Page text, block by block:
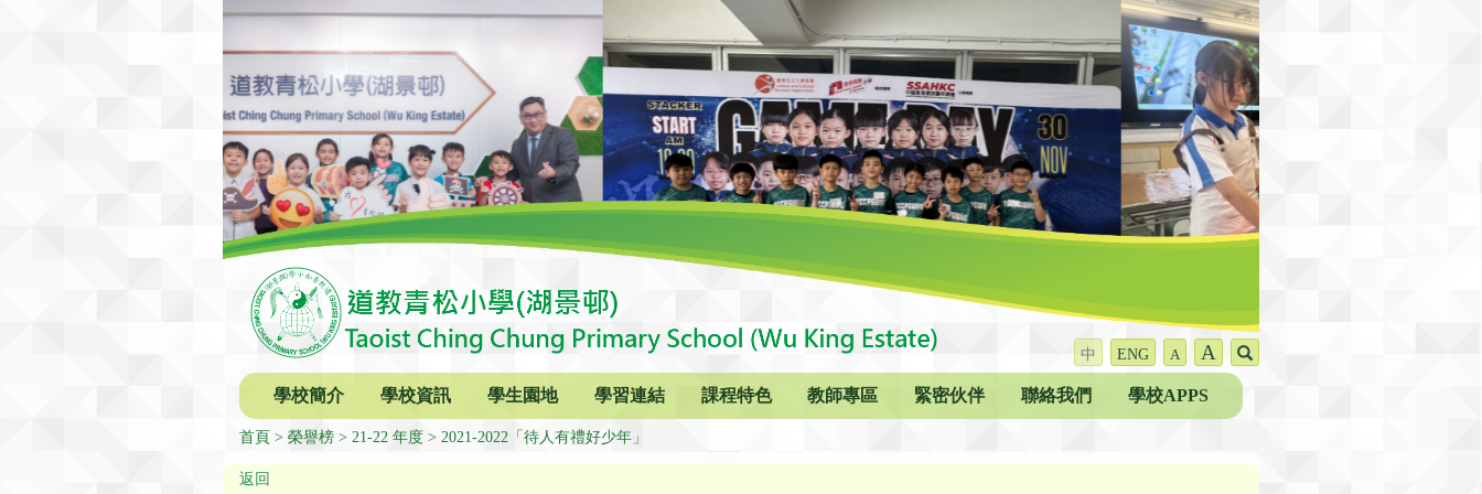
中 ENG A A
學校簡介 學校資訊 學生園地 學習連結 課程特色 教師專區 緊密伙伴 聯絡我們 學校APPS
首頁 榮譽榜 21-22 年度 2021-2022「待人有禮好少年」
返回